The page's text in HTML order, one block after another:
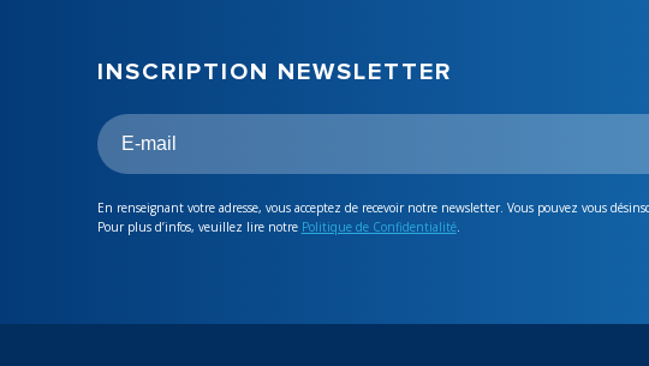
INSCRIPTION NEWSLETTER
En renseignant votre adresse, vous acceptez de recevoir notre newsletter. Vous pouvez vous
Pour plus d’infos, veuillez lire notre Politique de Confidentialité.